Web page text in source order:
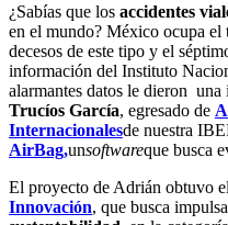
¿Sabías que los accidentes
en el mundo? México ocupa
decesos de este tipo y el
información del Instituto
alarmantes datos le dieron una
Trucíos García, egresado de
Internacionalesde nuestra
AirBag,unsoftwareque busca
El proyecto de Adrián obtuvo el
Innovación, que busca